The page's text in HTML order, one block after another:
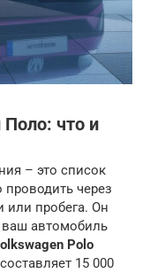
что и
– это список
через
пробега. Он
ваш автомобиль
Polo
составляет 15 000